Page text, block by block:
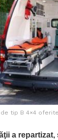
tip B 4×4
a repartizat,